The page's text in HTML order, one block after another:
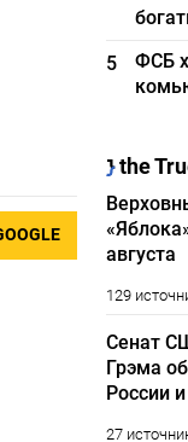
5
ФСБ